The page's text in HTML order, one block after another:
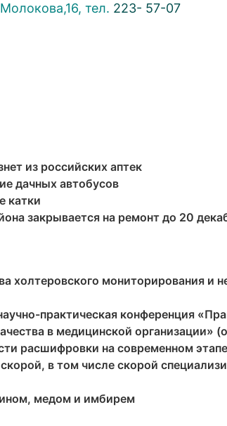
Молокова,16, тел. 223- 57-07
из российских аптек
дачных автобусов
катки
закрывается на ремонт до 20
холтеровского мониторирования и
практическая конференция
в медицинской организации»
расшифровки на современном этапе
в том числе скорой
медом и имбирем